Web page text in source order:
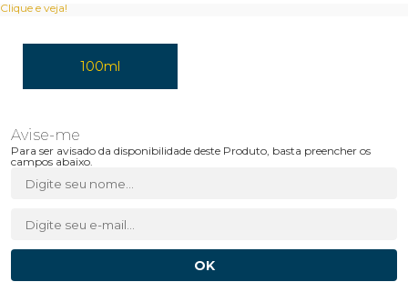
Clique e veja!
100ml
Para ser avisado da disponibilidade deste Produto, basta preencher os
campos abaixo.